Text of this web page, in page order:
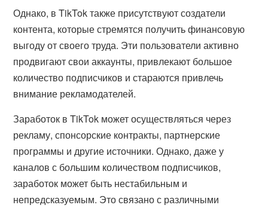
Однако, в TikTok также присутствуют создатели
контента, которые стремятся получить финансовую
выгоду от своего труда. Эти пользователи активно
продвигают свои аккаунты, привлекают большое
количество подписчиков и стараются привлечь
внимание рекламодателей.
Заработок в TikTok может осуществляться через
рекламу, спонсорские контракты, партнерские
программы и другие источники. Однако, даже у
каналов с большим количеством подписчиков,
заработок может быть нестабильным и
непредсказуемым. Это связано с различными